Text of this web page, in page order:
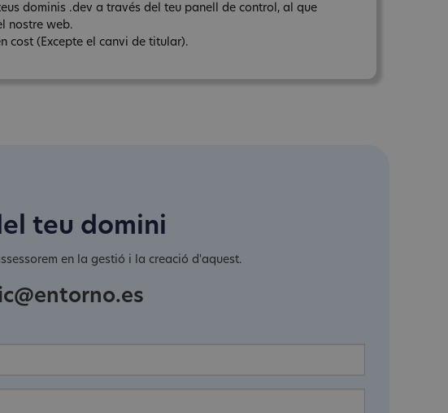
dominis .dev a través del teu panell de control, al que
nostre web.
cost (Excepte el canvi de titular).
teu domini
en la gestió i la creació d'aquest.